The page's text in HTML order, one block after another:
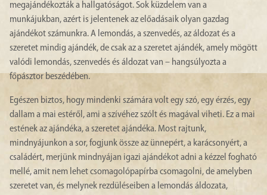
megajándékozták a hallgatóságot. Sok küzdelem van a
munkájukban, azért is jelentenek az előadásaik olyan gazdag
ajándékot számunkra. A lemondás, a szenvedés, az áldozat és a
szeretet mindig ajándék, de csak az a szeretet ajándék, amely mögött
valódi lemondás, szenvedés és áldozat van – hangsúlyozta a
főpásztor beszédében.
Egészen biztos, hogy mindenki számára volt egy szó, egy érzés, egy
dallam a mai estéről, ami a szívéhez szólt és magával viheti. Ez a mai
estének az ajándéka, a szeretet ajándéka. Most rajtunk,
mindnyájunkon a sor, fogjunk össze az ünnepért, a karácsonyért, a
családért, merjünk mindnyájan igazi ajándékot adni a kézzel fogható
mellé, amit nem lehet csomagolópapírba csomagolni, de amelyben
szeretet van, és melynek rezdüléseiben a lemondás áldozata,